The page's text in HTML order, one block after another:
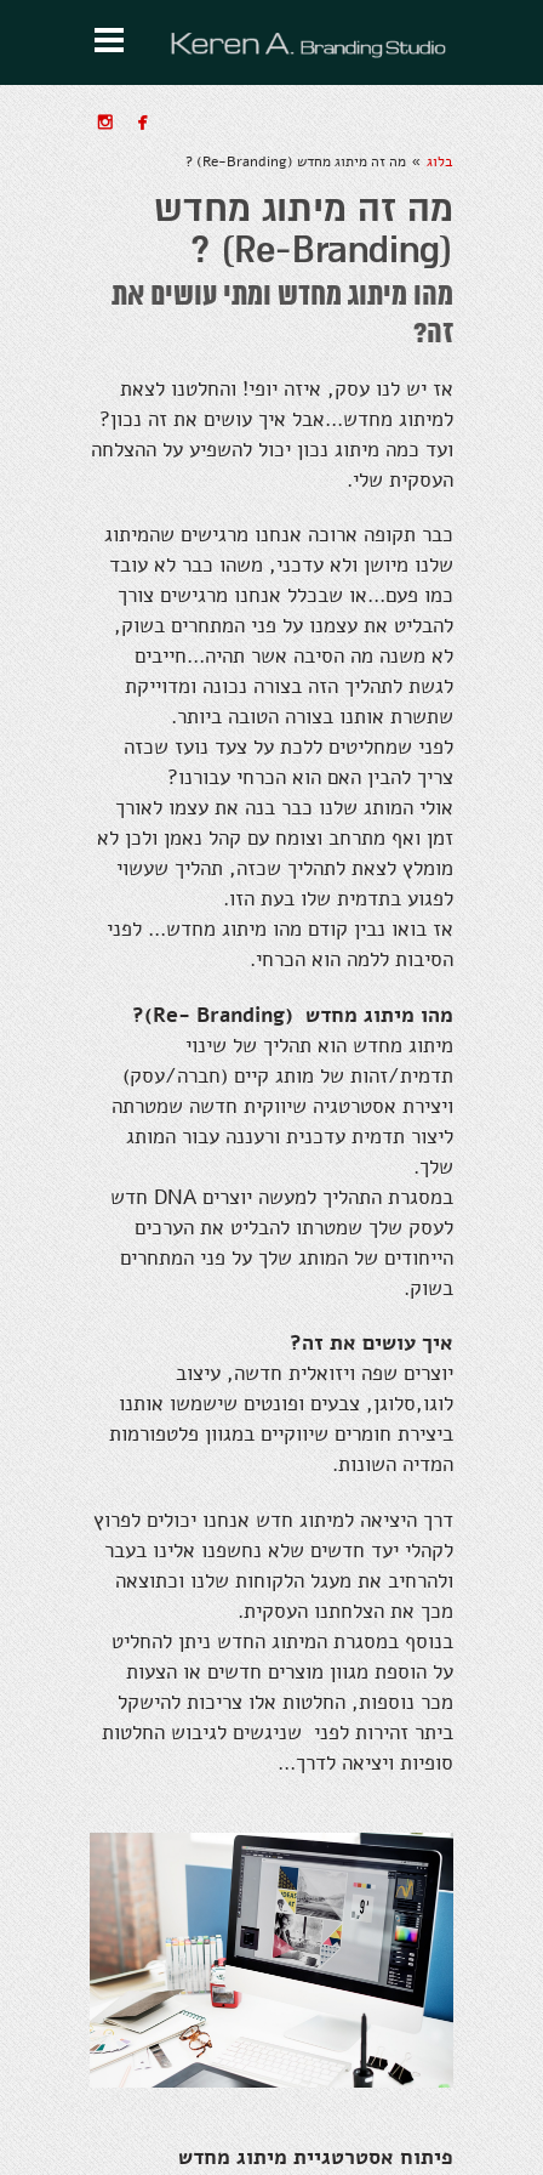


בלוג » מה זה מיתוג מחדש (Re-Branding) ?
מה זה מיתוג מחדש
(Re-Branding) ?
מהו מיתוג מחדש ומתי עושים את
זה?
אז יש לנו עסק, איזה יופי! והחלטנו לצאת
למיתוג מחדש...אבל איך עושים את זה נכון?
ועד כמה מיתוג נכון יכול להשפיע על ההצלחה
העסקית שלי.
כבר תקופה ארוכה אנחנו מרגישים שהמיתוג
שלנו מיושן ולא עדכני, משהו כבר לא עובד
כמו פעם...או שבכלל אנחנו מרגישים צורך
להבליט את עצמנו על פני המתחרים בשוק,
לא משנה מה הסיבה אשר תהיה...חייבים
לגשת לתהליך הזה בצורה נכונה ומדוייקת
שתשרת אותנו בצורה הטובה ביותר.
לפני שמחליטים ללכת על צעד נועז שכזה
צריך להבין האם הוא הכרחי עבורנו?
אולי המותג שלנו כבר בנה את עצמו לאורך
זמן ואף מתרחב וצומח עם קהל נאמן ולכן לא
מומלץ לצאת לתהליך שכזה, תהליך שעשוי
לפגוע בתדמית שלו בעת הזו.
אז בואו נבין קודם מהו מיתוג מחדש... לפני
הסיבות ללמה הוא הכרחי.
מהו מיתוג מחדש (Re- Branding)?
מיתוג מחדש הוא תהליך של שינוי
תדמית/זהות של מותג קיים (חברה/עסק)
ויצירת אסטרטגיה שיווקית חדשה שמטרתה
ליצור תדמית עדכנית ורעננה עבור המותג
שלך.
במסגרת התהליך למעשה יוצרים DNA חדש
לעסק שלך שמטרתו להבליט את הערכים
הייחודים של המותג שלך על פני המתחרים
בשוק.
איך עושים את זה?
יוצרים שפה ויזואלית חדשה, עיצוב
לוגו,סלוגן, צבעים ופונטים שישמשו אותנו
ביצירת חומרים שיווקיים במגוון פלטפורמות
המדיה השונות.
דרך היציאה למיתוג חדש אנחנו יכולים לפרוץ
לקהלי יעד חדשים שלא נחשפנו אלינו בעבר
ולהרחיב את מעגל הלקוחות שלנו וכתוצאה
מכך את הצלחתנו העסקית.
בנוסף במסגרת המיתוג החדש ניתן להחליט
על הוספת מגוון מוצרים חדשים או הצעות
מכר נוספות, החלטות אלו צריכות להישקל
ביתר זהירות לפני שניגשים לגיבוש החלטות
סופיות ויציאה לדרך...
פיתוח אסטרטגיית מיתוג מחדש